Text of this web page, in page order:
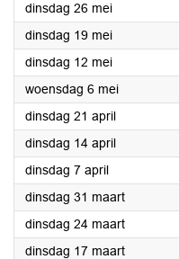
dinsdag 26 mei2026
dinsdag 19 mei2026
dinsdag 12 mei2026
woensdag 6 mei2026
dinsdag 21 april2026
dinsdag 14 april2026
dinsdag 7 april2026
dinsdag 31 maart2026
dinsdag 24 maart2026
dinsdag 17 maart2026